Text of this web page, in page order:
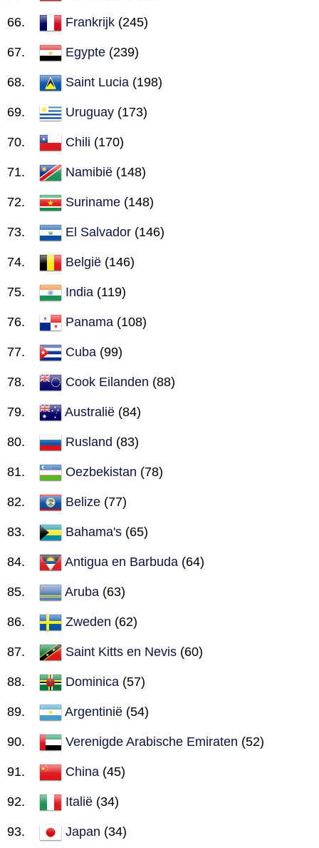
Frankrijk (245)
Egypte (239)
Saint Lucia (198)
Uruguay (173)
Chili (170)
Namibië (148)
Suriname (148)
El Salvador (146)
België (146)
India (119)
Panama (108)
Cuba (99)
Cook Eilanden (88)
Australië (84)
Rusland (83)
Oezbekistan (78)
Belize (77)
Bahama's (65)
Antigua en Barbuda (64)
Aruba (63)
Zweden (62)
Saint Kitts en Nevis (60)
Dominica (57)
Argentinië (54)
Verenigde Arabische Emiraten (52)
China (45)
Italië (34)
Japan (34)